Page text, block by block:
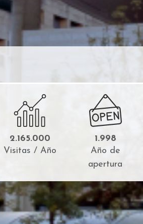
2.165.000
Visitas / Año
1.998
Año de
apertura